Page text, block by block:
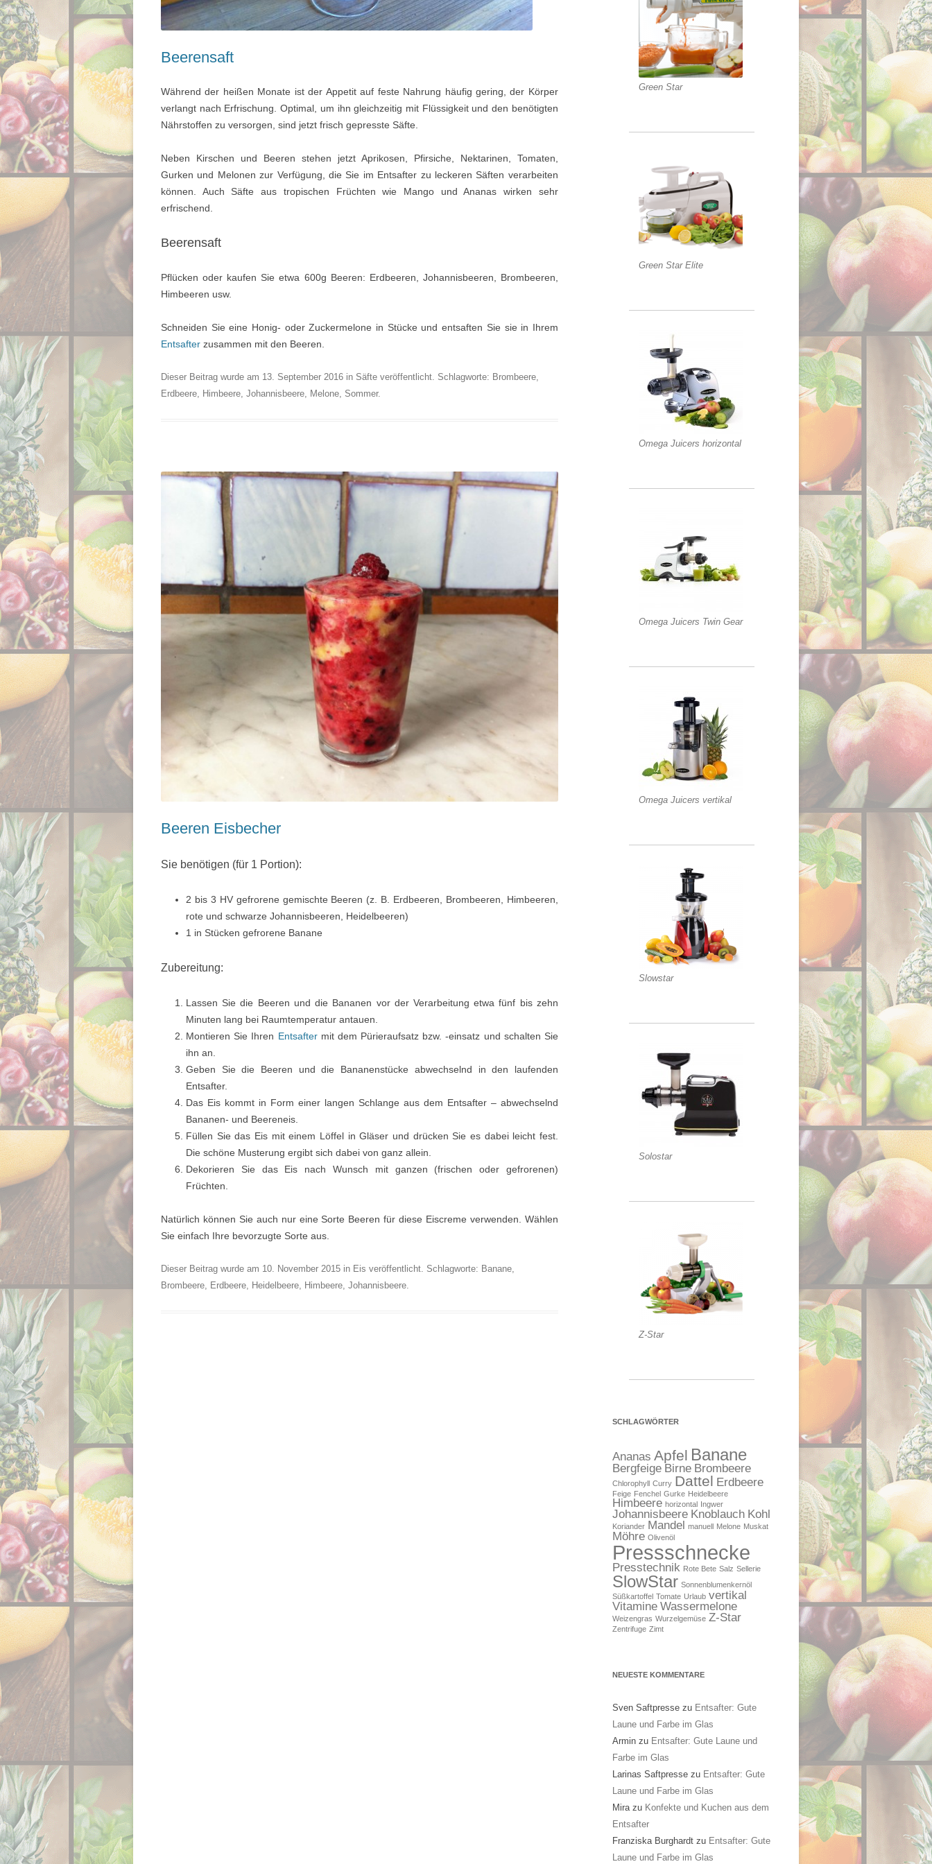
Beerensaft
Während der heißen Monate ist der Appetit auf feste Nahrung häufig gering, der Körper
verlangt nach Erfrischung. Optimal, um ihn gleichzeitig mit Flüssigkeit und den benötigten
Nährstoffen zu versorgen, sind jetzt frisch gepresste Säfte.
Neben Kirschen und Beeren stehen jetzt Aprikosen, Pfirsiche, Nektarinen, Tomaten,
Gurken und Melonen zur Verfügung, die Sie im Entsafter zu leckeren Säften verarbeiten
können. Auch Säfte aus tropischen Früchten wie Mango und Ananas wirken sehr
erfrischend.
Beerensaft
Pflücken oder kaufen Sie etwa 600g Beeren: Erdbeeren, Johannisbeeren, Brombeeren,
Himbeeren usw.
Schneiden Sie eine Honig- oder Zuckermelone in Stücke und entsaften Sie sie in Ihrem
Entsafter zusammen mit den Beeren.
Dieser Beitrag wurde am 13. September 2016 in Säfte veröffentlicht. Schlagworte: Brombeere,
Erdbeere, Himbeere, Johannisbeere, Melone, Sommer.
Beeren Eisbecher
Sie benötigen (für 1 Portion):
2 bis 3 HV gefrorene gemischte Beeren (z. B. Erdbeeren, Brombeeren, Himbeeren,
rote und schwarze Johannisbeeren, Heidelbeeren)
1 in Stücken gefrorene Banane
Zubereitung:
Lassen Sie die Beeren und die Bananen vor der Verarbeitung etwa fünf bis zehn
Minuten lang bei Raumtemperatur antauen.
Montieren Sie Ihren Entsaftermit dem Pürieraufsatz bzw. -einsatz und schalten Sie
ihn an.
Geben Sie die Beeren und die Bananenstücke abwechselnd in den laufenden
Entsafter.
Das Eis kommt in Form einer langen Schlange aus dem Entsafter – abwechselnd
Bananen- und Beereneis.
Füllen Sie das Eis mit einem Löffel in Gläser und drücken Sie es dabei leicht fest.
Die schöne Musterung ergibt sich dabei von ganz allein.
Dekorieren Sie das Eis nach Wunsch mit ganzen (frischen oder gefrorenen)
Früchten.
Natürlich können Sie auch nur eine Sorte Beeren für diese Eiscreme verwenden. Wählen
Sie einfach Ihre bevorzugte Sorte aus.
Dieser Beitrag wurde am 10. November 2015 in Eis veröffentlicht. Schlagworte: Banane
Brombeere Erdbeere Heidelbeere Himbeere Johannisbeere
Green Star
Green Star Elite
Omega Juicers horizontal
Omega Juicers Twin Gear
Omega Juicers vertikal
Slowstar
Solostar
Z-Star
SCHLAGWÖRTER
Ananas Apfel Banane
Bergfeige Birne Brombeere
Chlorophyll Curry Dattel Erdbeere
Feige Fenchel Gurke Heidelbeere
Himbeere horizontal Ingwer
Johannisbeere Knoblauch Kohl
Koriander Mandel manuell Melone Muskat
Möhre Olivenöl
Pressschnecke
Presstechnik Rote Bete Salz Sellerie
SlowStar Sonnenblumenkernöl
Süßkartoffel Tomate Urlaub vertikal
Vitamine Wassermelone
Weizengras Wurzelgemüse Z-Star
Zentrifuge Zimt
NEUESTE KOMMENTARE
Sven Saftpressezu Entsafter: Gute
Laune und Farbe im Glas
Arminzu Entsafter: Gute Laune und
Farbe im Glas
Larinas Saftpressezu Entsafter: Gute
Laune und Farbe im Glas
Mirazu Konfekte und Kuchen aus dem
Entsafter
Franziska Burghardtzu Entsafter: Gute
Laune und Farbe im Glas